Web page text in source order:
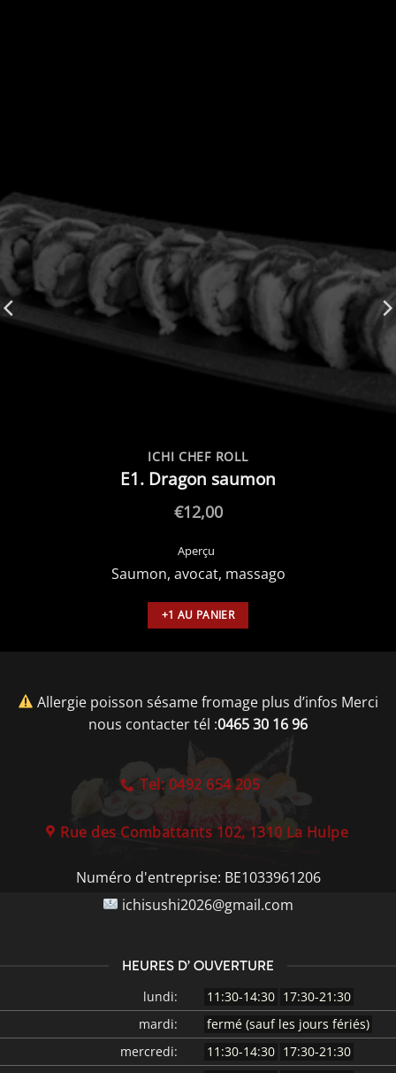
ICHI CHEF ROLL
E1. Dragon saumon
€12,00
Aperçu
Saumon, avocat, massago
+1 AU PANIER
Allergie poisson sésame fromage plus d’infos Merci
nous contacter tél :0465 30 16 96
Tel: 0492 654 205
Rue des Combattants 102, 1310 La Hulpe
Numéro d'entreprise: BE1033961206
ichisushi2026@gmail.com
HEURES D’ OUVERTURE
lundi:
11:30-14:30 17:30-21:30
mardi:
fermé (sauf les jours fériés)
mercredi:
11:30-14:30 17:30-21:30